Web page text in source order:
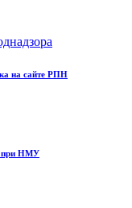
на сайте РПН
при НМУ